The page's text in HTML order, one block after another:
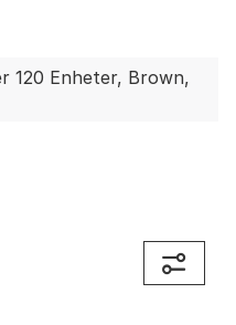
per dag.
anbefaler
120 Enheter, Brown,